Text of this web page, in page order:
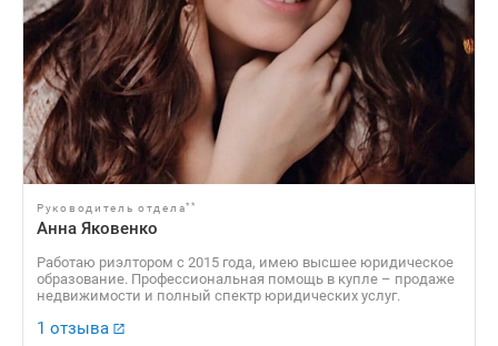
Руководитель отдела**
Анна Яковенко
Работаю риэлтором с 2015 года, имею высшее юридическое
образование. Профессиональная помощь в купле – продаже
недвижимости и полный спектр юридических услуг.
1 отзыва